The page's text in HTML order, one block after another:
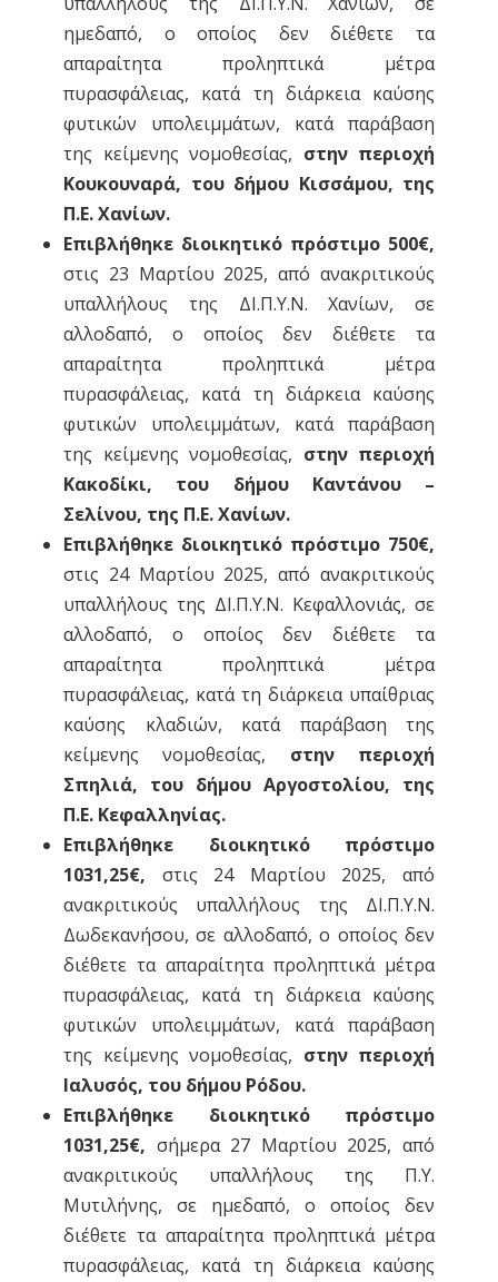
ημεδαπό, ο οποίος δεν διέθετε τα
απαραίτητα προληπτικά μέτρα
πυρασφάλειας, κατά τη διάρκεια καύσης
φυτικών υπολειμμάτων, κατά παράβαση
της κείμενης νομοθεσίας, στην περιοχή
Κουκουναρά, του δήμου Κισσάμου, της
Π.Ε. Χανίων.
Επιβλήθηκε διοικητικό πρόστιμο 500€,
στις 23 Μαρτίου 2025, από ανακριτικούς
υπαλλήλους της ΔΙ.Π.Υ.Ν. Χανίων, σε
αλλοδαπό, ο οποίος δεν διέθετε τα
απαραίτητα προληπτικά μέτρα
πυρασφάλειας, κατά τη διάρκεια καύσης
φυτικών υπολειμμάτων, κατά παράβαση
της κείμενης νομοθεσίας, στην περιοχή
Κακοδίκι, του δήμου Καντάνου –
Σελίνου, της Π.Ε. Χανίων.
Επιβλήθηκε διοικητικό πρόστιμο 750€,
στις 24 Μαρτίου 2025, από ανακριτικούς
υπαλλήλους της ΔΙ.Π.Υ.Ν. Κεφαλλονιάς, σε
αλλοδαπό, ο οποίος δεν διέθετε τα
απαραίτητα προληπτικά μέτρα
πυρασφάλειας, κατά τη διάρκεια υπαίθριας
καύσης κλαδιών, κατά παράβαση της
κείμενης νομοθεσίας, στην περιοχή
Σπηλιά, του δήμου Αργοστολίου, της
Π.Ε. Κεφαλληνίας.
Επιβλήθηκε διοικητικό πρόστιμο
1031,25€, στις 24 Μαρτίου 2025, από
ανακριτικούς υπαλλήλους της ΔΙ.Π.Υ.Ν.
Δωδεκανήσου, σε αλλοδαπό, ο οποίος δεν
διέθετε τα απαραίτητα προληπτικά μέτρα
πυρασφάλειας, κατά τη διάρκεια καύσης
φυτικών υπολειμμάτων, κατά παράβαση
της κείμενης νομοθεσίας, στην περιοχή
Ιαλυσός, του δήμου Ρόδου.
Επιβλήθηκε διοικητικό πρόστιμο
1031,25€, σήμερα 27 Μαρτίου 2025, από
ανακριτικούς υπαλλήλους της Π.Υ.
Μυτιλήνης, σε ημεδαπό, ο οποίος δεν
διέθετε τα απαραίτητα προληπτικά μέτρα
πυρασφάλειας, κατά τη διάρκεια καύσης